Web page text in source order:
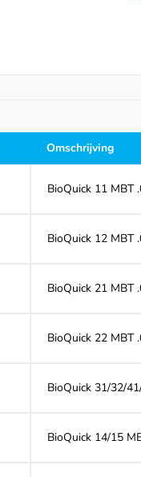
Omschrijving
BioQuick 11 MBT
BioQuick 12 MBT
BioQuick 21 MBT
BioQuick 22 MBT
BioQuick 31/32/
BioQuick 14/15